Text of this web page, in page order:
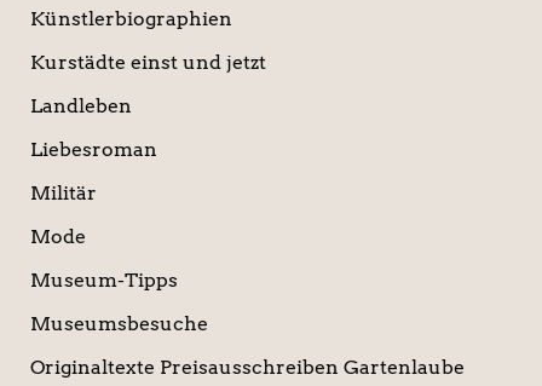
Künstlerbiographien
Kurstädte einst und jetzt
Landleben
Liebesroman
Militär
Mode
Museum-Tipps
Museumsbesuche
Originaltexte Preisausschreiben Gartenlaube